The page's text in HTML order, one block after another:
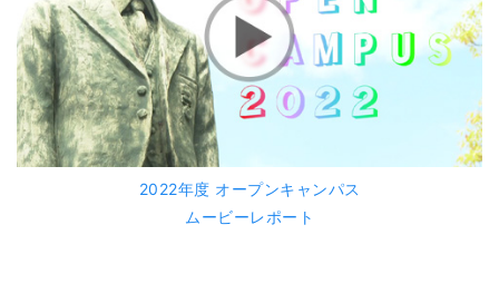
2022年度 オープンキャンパス
ムービーレポート